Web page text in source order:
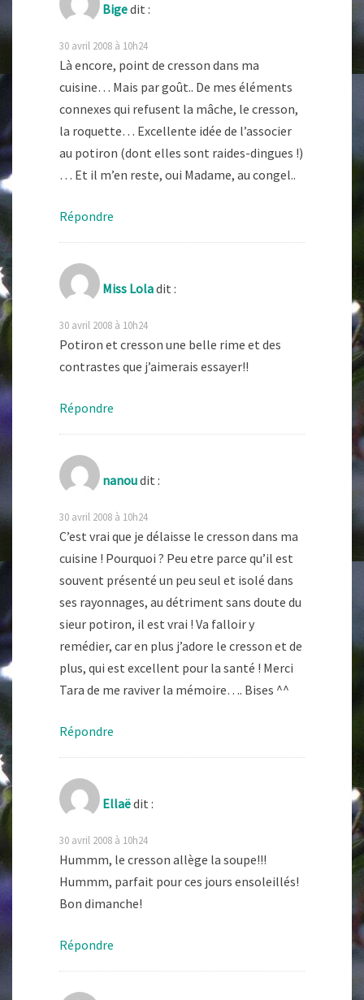
Bigedit :
30 avril 2008 à 10h24
Là encore, point de cresson dans ma
cuisine… Mais par goût.. De mes éléments
connexes qui refusent la mâche, le cresson,
la roquette… Excellente idée de l’associer
au potiron (dont elles sont raides-dingues !)
… Et il m’en reste, oui Madame, au congel..
Répondre
Miss Loladit :
30 avril 2008 à 10h24
Potiron et cresson une belle rime et des
contrastes que j’aimerais essayer!!
Répondre
nanoudit :
30 avril 2008 à 10h24
C’est vrai que je délaisse le cresson dans ma
cuisine ! Pourquoi ? Peu etre parce qu’il est
souvent présenté un peu seul et isolé dans
ses rayonnages, au détriment sans doute du
sieur potiron, il est vrai ! Va falloir y
remédier, car en plus j’adore le cresson et de
plus, qui est excellent pour la santé ! Merci
Tara de me raviver la mémoire…. Bises ^^
Répondre
Ellaëdit :
30 avril 2008 à 10h24
Hummm, le cresson allège la soupe!!!
Hummm, parfait pour ces jours ensoleillés!
Bon dimanche!
Répondre